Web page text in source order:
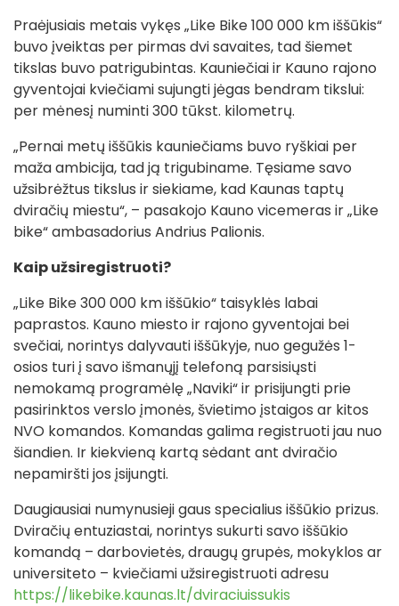
Praėjusiais metais vykęs „Like Bike 100 000 km iššūkis“
buvo įveiktas per pirmas dvi savaites, tad šiemet
tikslas buvo patrigubintas. Kauniečiai ir Kauno rajono
gyventojai kviečiami sujungti jėgas bendram tikslui:
per mėnesį numinti 300 tūkst. kilometrų.
„Pernai metų iššūkis kauniečiams buvo ryškiai per
maža ambicija, tad ją trigubiname. Tęsiame savo
užsibrėžtus tikslus ir siekiame, kad Kaunas taptų
dviračių miestu“, – pasakojo Kauno vicemeras ir „Like
bike“ ambasadorius Andrius Palionis.
Kaip užsiregistruoti?
„Like Bike 300 000 km iššūkio“ taisyklės labai
paprastos. Kauno miesto ir rajono gyventojai bei
svečiai, norintys dalyvauti iššūkyje, nuo gegužės 1-
osios turi į savo išmanųjį telefoną parsisiųsti
nemokamą programėlę „Naviki“ ir prisijungti prie
pasirinktos verslo įmonės, švietimo įstaigos ar kitos
NVO komandos. Komandas galima registruoti jau nuo
šiandien. Ir kiekvieną kartą sėdant ant dviračio
nepamiršti jos įsijungti.
Daugiausiai numynusieji gaus specialius iššūkio prizus.
Dviračių entuziastai, norintys sukurti savo iššūkio
komandą – darbovietės, draugų grupės, mokyklos ar
universiteto – kviečiami užsiregistruoti adresu
https://likebike.kaunas.lt/dviraciuissukis